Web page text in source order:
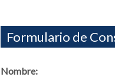
Formulario de
Nombre: